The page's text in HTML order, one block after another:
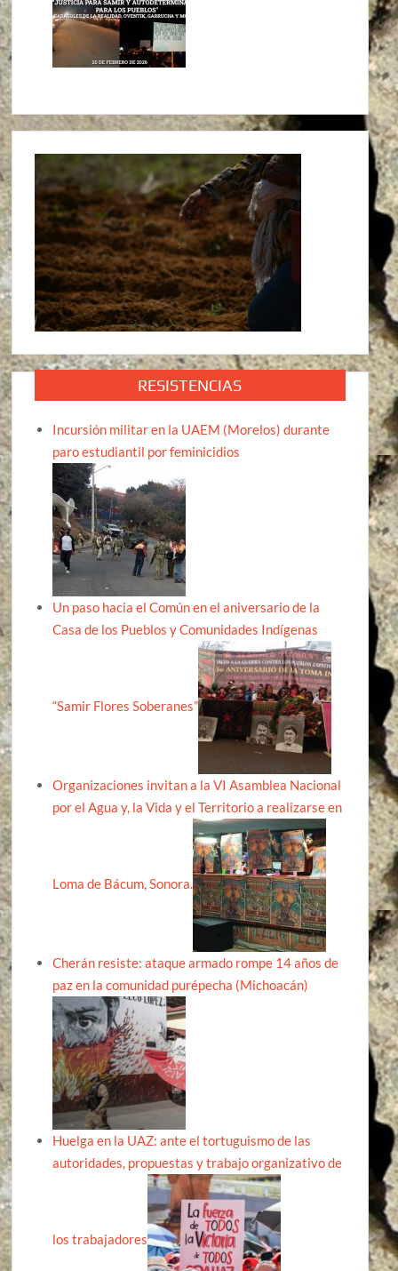
RESISTENCIAS
Incursión militar en la UAEM (Morelos) durante
paro estudiantil por feminicidios
Un paso hacia el Común en el aniversario de la
Casa de los Pueblos y Comunidades Indígenas
“Samir Flores Soberanes”
Organizaciones invitan a la VI Asamblea Nacional
por el Agua y, la Vida y el Territorio a realizarse en
Loma de Bácum, Sonora.
Cherán resiste: ataque armado rompe 14 años de
paz en la comunidad purépecha (Michoacán)
Huelga en la UAZ: ante el tortuguismo de las
autoridades, propuestas y trabajo organizativo de
los trabajadores